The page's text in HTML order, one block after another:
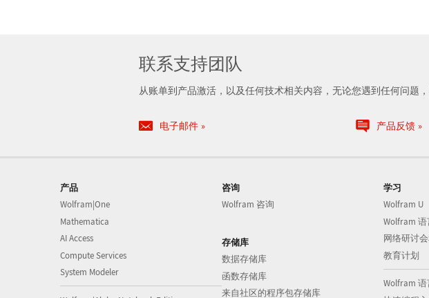
联系支持团队
从账单到产品激活，以及任何技术相关内容，无论您遇到任何问题
电子邮件 产品反馈
产品
Wolfram|One
Mathematica
AI Access
Compute Services
System Modeler
咨询
Wolfram 咨询
存储库
数据存储库
函数存储库
来自社区的程序包存储库
学习
Wolfram U
Wolfram
网络研讨
教育计划
Wolfram